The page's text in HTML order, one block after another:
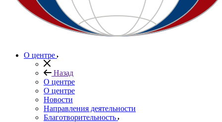
О центре
Назад
О центре
О центре
Новости
Направления деятельности
Благотворительность